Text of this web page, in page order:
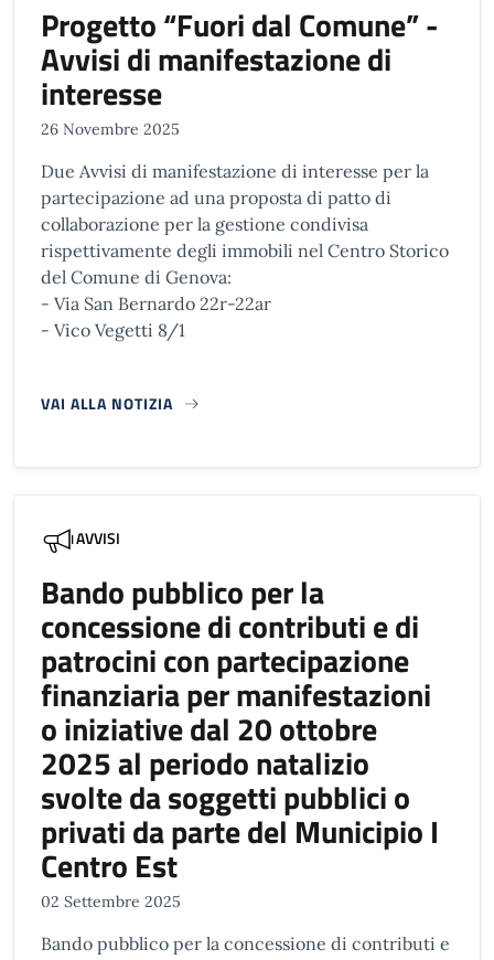
Progetto “Fuori dal Comune” -
Avvisi di manifestazione di
interesse
26 Novembre 2025
Due Avvisi di manifestazione di interesse per la
partecipazione ad una proposta di patto di
collaborazione per la gestione condivisa
rispettivamente degli immobili nel Centro Storico
del Comune di Genova:
- Via San Bernardo 22r-22ar
- Vico Vegetti 8/1
VAI ALLA NOTIZIA
AVVISI
Bando pubblico per la
concessione di contributi e di
patrocini con partecipazione
finanziaria per manifestazioni
o iniziative dal 20 ottobre
2025 al periodo natalizio
svolte da soggetti pubblici o
privati da parte del Municipio I
Centro Est
02 Settembre 2025
Bando pubblico per la concessione di contributi e